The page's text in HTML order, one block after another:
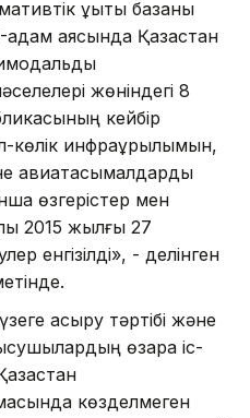
құқықтық базаны
қадам аясында Қазақстан
жөніндегі 8
кейбір
көлік инфрақұрылымын,
авиатасымалдарды
өзгерістер мен
2015 жылғы 27
енгізілді», - делінген
асыру тәртібі және
өзара іс-
көзделмеген